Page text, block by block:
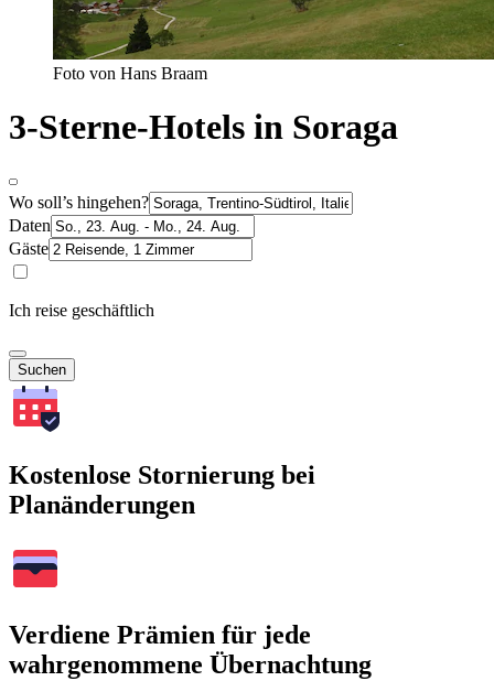
Foto von Hans Braam
3-Sterne-Hotels in Soraga
Wo soll’s hingehen?
Daten
Gäste
Ich reise geschäftlich
Suchen
Kostenlose Stornierung bei
Planänderungen
Verdiene Prämien für jede
wahrgenommene Übernachtung